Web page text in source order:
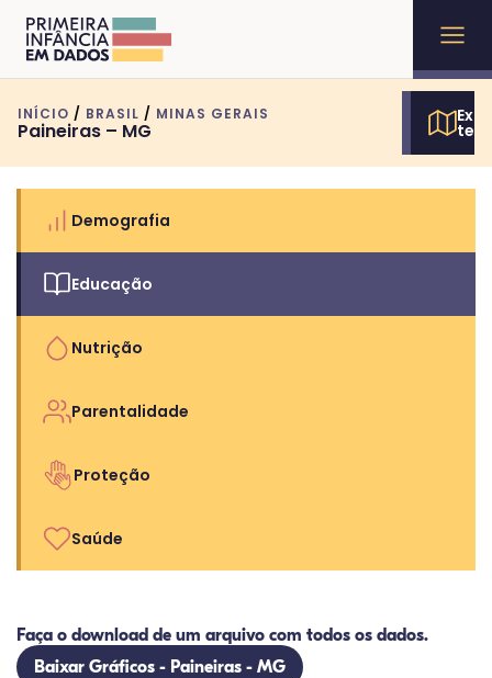
INÍCIO / BRASIL / MINAS GERAIS
Paineiras – MG
Demografia
Educação
Nutrição
Parentalidade
Proteção
Saúde
Faça o download de um arquivo com todos os dados.
Baixar Gráficos - Paineiras - MG